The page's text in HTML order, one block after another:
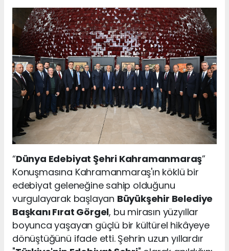
“Dünya Edebiyat Şehri Kahramanmaraş”
Konuşmasına Kahramanmaraş'ın köklü bir
edebiyat geleneğine sahip olduğunu
vurgulayarak başlayan Büyükşehir Belediye
Başkanı Fırat Görgel, bu mirasın yüzyıllar
boyunca yaşayan güçlü bir kültürel hikâyeye
dönüştüğünü ifade etti. Şehrin uzun yıllardır